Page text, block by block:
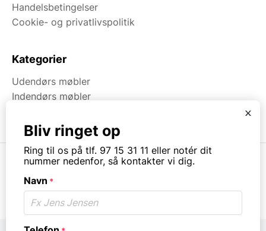
Handelsbetingelser
Cookie- og privatlivspolitik
Kategorier
Udendørs møbler
Indendørs møbler
© Copyright. All rights reserved.
x
Bliv ringet op
Ring til os på tlf. 97 15 31 11 eller notér dit
nummer nedenfor, så kontakter vi dig.
Navn *